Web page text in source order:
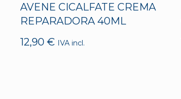
AVENE CICALFATE CREMA
REPARADORA 40ML
12,90 € IVA incl.